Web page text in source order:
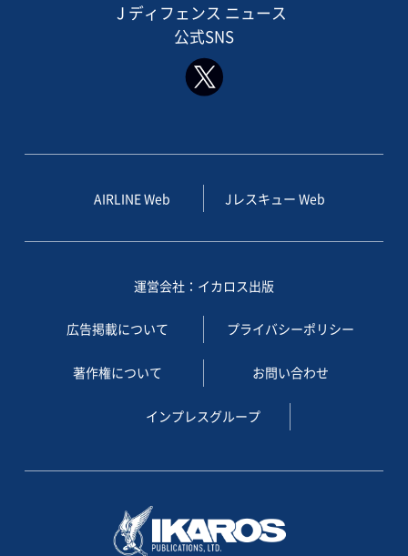
J ディフェンス ニュース
公式SNS
AIRLINE Web Jレスキュー Web
運営会社：イカロス出版
広告掲載について プライバシーポリシー
著作権について お問い合わせ
インプレスグループ